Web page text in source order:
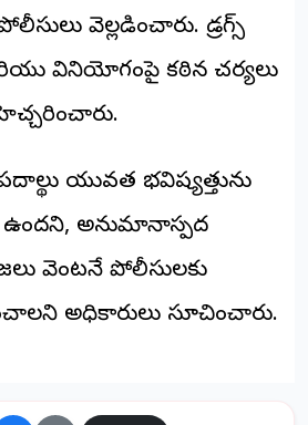
వెల్లడించారు. డ్రగ్స్
వినియోగంపై కఠిన చర్యలు
యువత భవిష్యత్తును
ఉందని, అనుమానాస్పద
వెంటనే పోలీసులకు
అధికారులు సూచించారు.